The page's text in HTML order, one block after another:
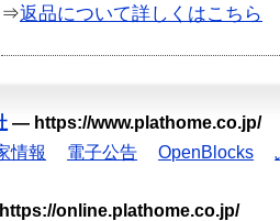
⇒返品について詳しくはこちら
— https://www.plathome.co.jp/
情報 電子公告 OpenBlocks
https://online.plathome.co.jp/